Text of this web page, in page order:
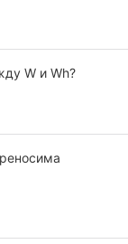
W и Wh?